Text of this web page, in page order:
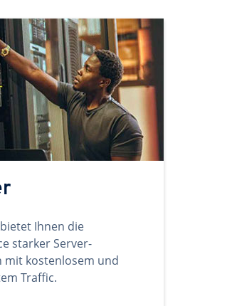
bietet Ihnen die
starker Server-
mit kostenlosem und
Traffic.